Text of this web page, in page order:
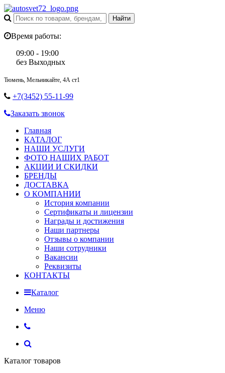
Время работы:
09:00 - 19:00
без Выходных
Тюмень, Мельникайте, 4А ст1
+7(3452) 55-11-99
Заказать звонок
Главная
КАТАЛОГ
НАШИ УСЛУГИ
ФОТО НАШИХ РАБОТ
АКЦИИ И СКИДКИ
БРЕНДЫ
ДОСТАВКА
О КОМПАНИИ
История компании
Сертификаты и лицензии
Награды и достижения
Наши партнеры
Отзывы о компании
Наши сотрудники
Вакансии
Реквизиты
КОНТАКТЫ
Каталог
Меню
Каталог товаров